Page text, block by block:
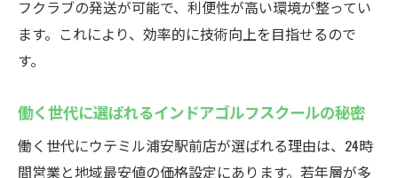
フクラブの発送が可能で、利便性が高い環境が整ってい
ます。これにより、効率的に技術向上を目指せるので
す。
働く世代に選ばれるインドアゴルフスクールの秘密
働く世代にウテミル浦安駅前店が選ばれる理由は、24時
間営業と地域最安値の価格設定にあります。若年層が多